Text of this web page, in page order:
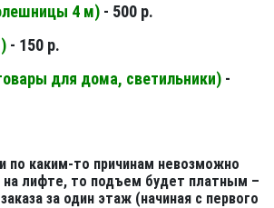
4 м) - 500 р.
) - 150 р.
для дома, светильники) -
по каким-то причинам невозможно
на лифте, то подъем будет платным –
за один этаж (начиная с первого